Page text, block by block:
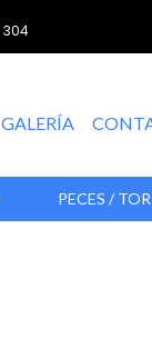
304
GALERÍA
PECES /